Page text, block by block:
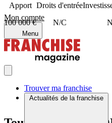
Mon compte
Menu
Trouver ma franchise
Actualités de la franchise
Apport
100 000 €
Droits d'entrée
N/C